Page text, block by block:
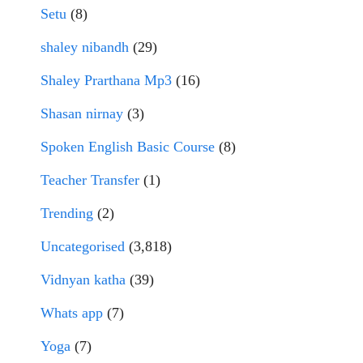
Setu (8)
shaley nibandh (29)
Shaley Prarthana Mp3 (16)
Shasan nirnay (3)
Spoken English Basic Course (8)
Teacher Transfer (1)
Trending (2)
Uncategorised (3,818)
Vidnyan katha (39)
Whats app (7)
Yoga (7)